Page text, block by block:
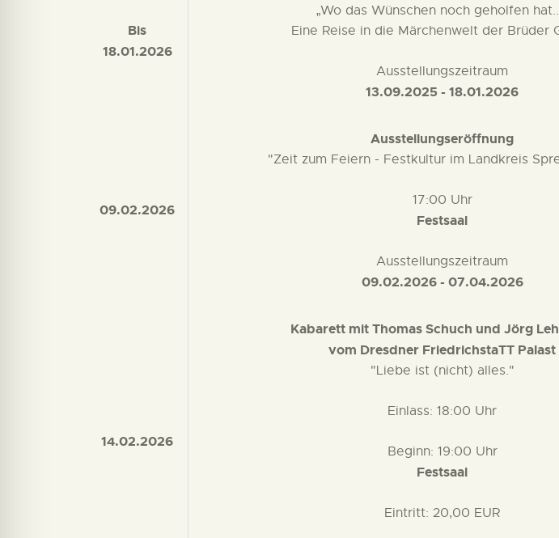
Bis
18.01.2026
„Wo das Wünschen noch geholfen
Eine Reise in die Märchenwelt der Brüder
Ausstellungszeitraum
13.09.2025 - 18.01.2026
09.02.2026
Ausstellungseröffnung
"Zeit zum Feiern - Festkultur im Landkreis
17:00 Uhr
Festsaal
Ausstellungszeitraum
09.02.2026 - 07.04.2026
14.02.2026
Kabarett mit Thomas Schuch und Jörg
vom Dresdner FriedrichstaTT Palast
"Liebe ist (nicht) alles."
Einlass: 18:00 Uhr
Beginn: 19:00 Uhr
Festsaal
Eintritt: 20,00 EUR